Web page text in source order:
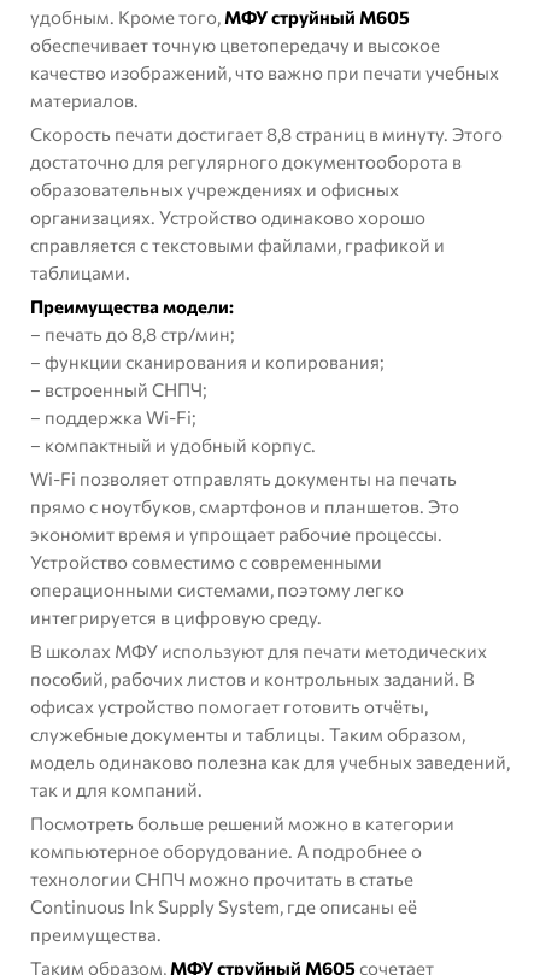
удобным. Кроме того, МФУ струйный М605
обеспечивает точную цветопередачу и высокое
качество изображений, что важно при печати учебных
материалов.
Скорость печати достигает 8,8 страниц в минуту. Этого
достаточно для регулярного документооборота в
образовательных учреждениях и офисных
организациях. Устройство одинаково хорошо
справляется с текстовыми файлами, графикой и
таблицами.
Преимущества модели:
– печать до 8,8 стр/мин;
– функции сканирования и копирования;
– встроенный СНПЧ;
– поддержка Wi-Fi;
– компактный и удобный корпус.
Wi-Fi позволяет отправлять документы на печать
прямо с ноутбуков, смартфонов и планшетов. Это
экономит время и упрощает рабочие процессы.
Устройство совместимо с современными
операционными системами, поэтому легко
интегрируется в цифровую среду.
В школах МФУ используют для печати методических
пособий, рабочих листов и контрольных заданий. В
офисах устройство помогает готовить отчёты,
служебные документы и таблицы. Таким образом,
модель одинаково полезна как для учебных заведений,
так и для компаний.
Посмотреть больше решений можно в категории
компьютерное оборудование. А подробнее о
технологии СНПЧ можно прочитать в статье
Continuous Ink Supply System, где описаны её
преимущества.
Таким образом, МФУ струйный М605сочетает